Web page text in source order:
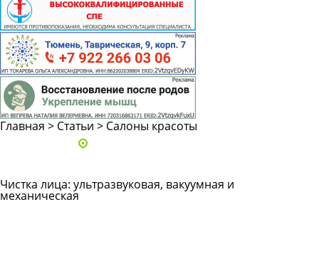
Главная > Статьи > Салоны красоты
Чистка лица: ультразвуковая, вакуумная и
механическая